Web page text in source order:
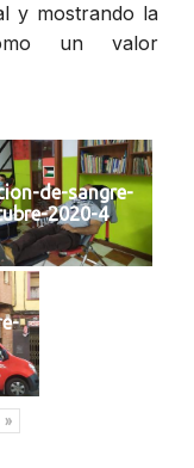
y mostrando la
un valor
de-sangre-
2020-4
»